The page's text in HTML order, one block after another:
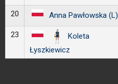
20 Anna Pawłowska (L)
23
Koleta
Łyszkiewicz